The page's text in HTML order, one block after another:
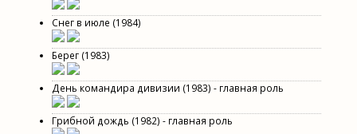
Снег в июле (1984)
Берег (1983)
День командира дивизии (1983) - главная роль
Грибной дождь (1982) - главная роль